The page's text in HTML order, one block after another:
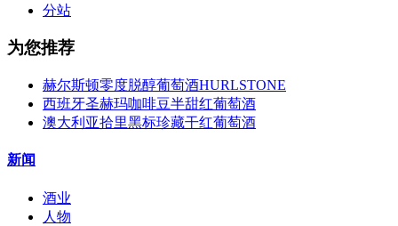
分站
为您推荐
赫尔斯顿零度脱醇葡萄酒HURLSTONE
西班牙圣赫玛咖啡豆半甜红葡萄酒
澳大利亚拾里黑标珍藏干红葡萄酒
新闻
酒业
人物